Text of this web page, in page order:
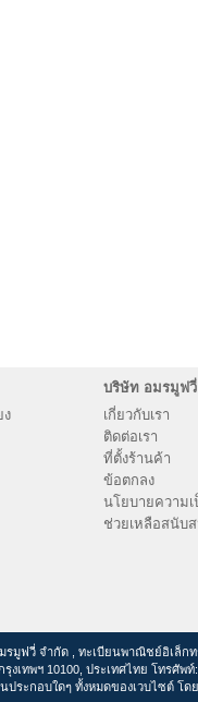
ง
บริษัท อมรมูฟ
เกี่ยวกับเรา
ติดต่อเรา
ที่ตั้งร้านค้า
ข้อตกลง
นโยบายความ
ช่วยเหลือสนับ
มูฟวี่ จำกัด , ทะเบียนพาณิชย์อิเล็กท
ทพฯ 10100, ประเทศไทย โทรศัพท์:
ระกอบใดๆ ทั้งหมดของเวบไซต์ โ